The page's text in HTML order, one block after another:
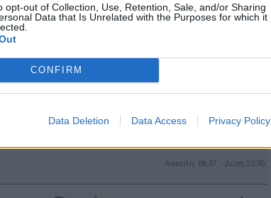
opt-out of Collection, Use, Retention, Sale, and/or Sharing
Data that Is Unrelated with the Purposes for which it
CONFIRM
Data Deletion Data Access Privacy Policy
Μπφ Α
Km/h
ΚΑΘΑΡΟΣ
Km/h
ΚΑΘΑΡΟΣ
Ανατολή: 06:37 - Δύση 20:30